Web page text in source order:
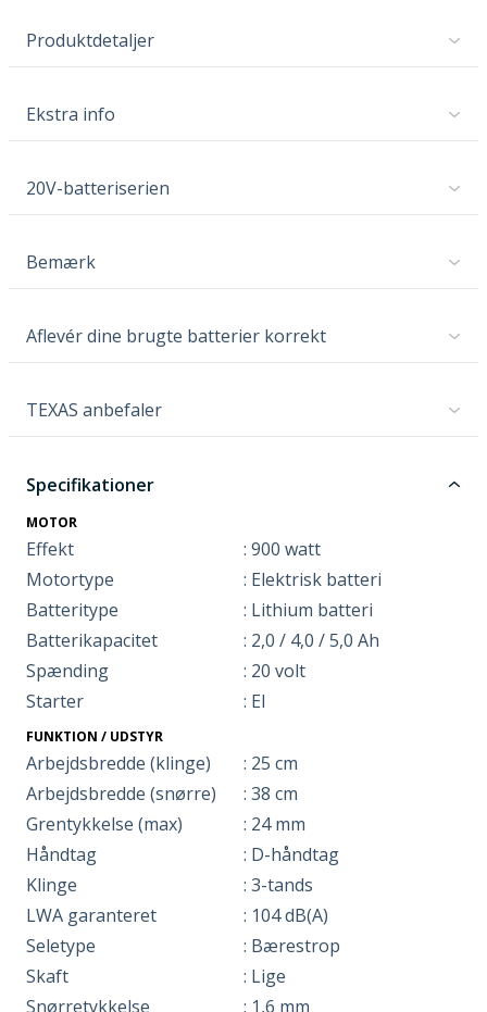
Produktdetaljer
Ekstra info
20V-batteriserien
Bemærk
Aflevér dine brugte batterier korrekt
TEXAS anbefaler
Specifikationer
MOTOR
Effekt
: 900 watt
Motortype
: Elektrisk batteri
Batteritype
: Lithium batteri
Batterikapacitet
: 2,0 / 4,0 / 5,0 Ah
Spænding
: 20 volt
Starter
: El
FUNKTION / UDSTYR
Arbejdsbredde (klinge)
: 25 cm
Arbejdsbredde (snørre)
: 38 cm
Grentykkelse (max)
: 24 mm
Håndtag
: D-håndtag
Klinge
: 3-tands
LWA garanteret
: 104 dB(A)
Seletype
: Bærestrop
Skaft
: Lige
Snørretykkelse
: 1,6 mm